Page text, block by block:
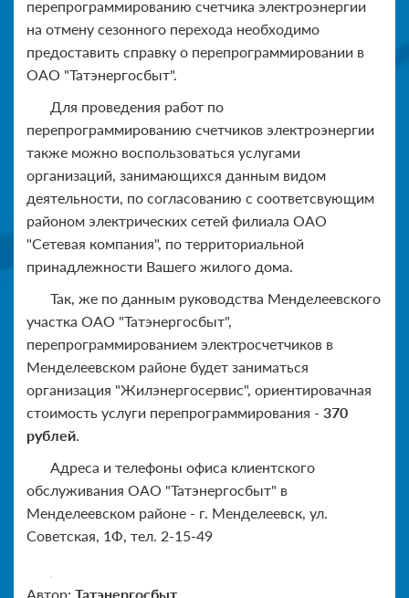
перепрограммированию счетчика электроэнергии
на отмену сезонного перехода необходимо
предоставить справку о перепрограммировании в
ОАО "Татэнергосбыт".
Для проведения работ по
перепрограммированию счетчиков электроэнергии
также можно воспользоваться услугами
организаций, занимающихся данным видом
деятельности, по согласованию с соответсвующим
районом электрических сетей филиала ОАО
"Сетевая компания", по территориальной
принадлежности Вашего жилого дома.
Так, же по данным руководства Менделеевского
участка ОАО "Татэнергосбыт",
перепрограммированием электросчетчиков в
Менделеевском районе будет заниматься
организация "Жилэнергосервис", ориентировачная
стоимость услуги перепрограммирования - 370
рублей.
Адреса и телефоны офиса клиентского
обслуживания ОАО "Татэнергосбыт" в
Менделеевском районе - г. Менделеевск, ул.
Советская, 1Ф, тел. 2-15-49
Автор: Татэнергосбыт